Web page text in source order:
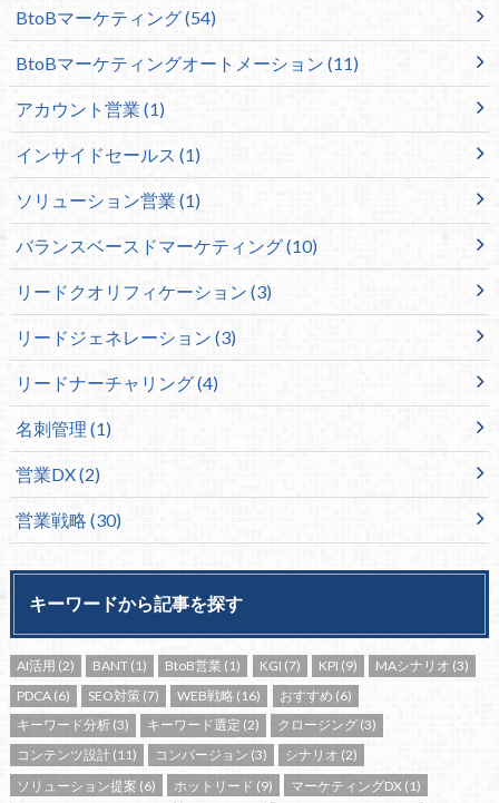
BtoBマーケティング(54)
BtoBマーケティングオートメーション (11)
アカウント営業 (1)
インサイドセールス (1)
ソリューション営業 (1)
バランスベースドマーケティング(10)
リードクオリフィケーション (3)
リードジェネレーション (3)
リードナーチャリング(4)
名刺管理 (1)
営業DX(2)
営業戦略 (30)
キーワードから記事を探す
AI活用 (2) BANT (1) BtoB営業 (1) KGI (7) KPI (9) MAシナリオ (3)
PDCA(6) SEO対策 (7) WEB戦略 (16) おすすめ (6)
キーワード分析(3) キーワード選定 (2) クロージング (3)
コンテンツ設計(11) コンバージョン (3) シナリオ (2)
ソリューション提案 (6) ホットリード (9) マーケティングDX (1)